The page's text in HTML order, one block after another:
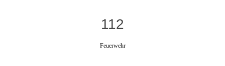
112
Feuerwehr